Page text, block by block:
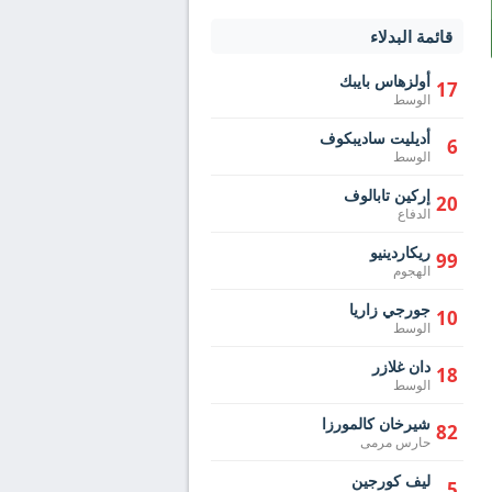
قائمة البدلاء
17 أولزهاس بايبك
الوسط
6 أديليت ساديبكوف
الوسط
20 إركين تابالوف
الدفاع
99 ريكاردينيو
الهجوم
10 جورجي زاريا
الوسط
18 دان غلازر
الوسط
82 شيرخان كالمورزا
حارس مرمى
ليف كورجين